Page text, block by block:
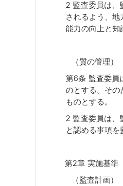
2 監査委員は、
されるよう、
能力の向上と知
（質の管理）
第6条 監査委員
のとする。その
ものとする。
2 監査委員は、
と認める事項を
第2章 実施基準
（監査計画）